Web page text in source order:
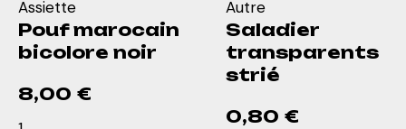
Assiette
Pouf marocain
bicolore noir
8,00 €
Autre
Saladier
transparents
strié
0,80 €